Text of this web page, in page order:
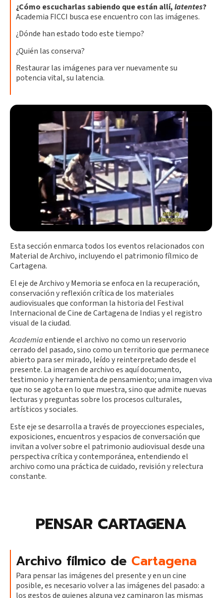
¿Cómo escucharlas sabiendo que están allí,latentes?
Academia FICCI busca ese encuentro con las imágenes.
¿Dónde han estado todo este tiempo?
¿Quién las conserva?
Restaurar las imágenes para ver nuevamente su
potencia vital, su latencia.
Esta sección enmarca todos los eventos relacionados con
Material de Archivo, incluyendo el patrimonio fílmico de
Cartagena.
El eje de Archivo y Memoria se enfoca en la recuperación,
conservación y reflexión crítica de los materiales
audiovisuales que conforman la historia del Festival
Internacional de Cine de Cartagena de Indias y el registro
visual de la ciudad.
Academiaentiende el archivo no como un reservorio
cerrado del pasado, sino como un territorio que permanece
abierto para ser mirado, leído y reinterpretado desde el
presente. La imagen de archivo es aquí documento,
testimonio y herramienta de pensamiento; una imagen viva
que no se agota en lo que muestra, sino que admite nuevas
lecturas y preguntas sobre los procesos culturales,
artísticos y sociales.
Este eje se desarrolla a través de proyecciones especiales,
exposiciones, encuentros y espacios de conversación que
invitan a volver sobre el patrimonio audiovisual desde una
perspectiva crítica y contemporánea, entendiendo el
archivo como una práctica de cuidado, revisión y relectura
constante.
PENSAR CARTAGENA
Archivo fílmico de Cartagena
Para pensar las imágenes del presente y en un cine
posible, es necesario volver a las imágenes del pasado: a
los gestos de quienes alguna vez caminaron las mismas